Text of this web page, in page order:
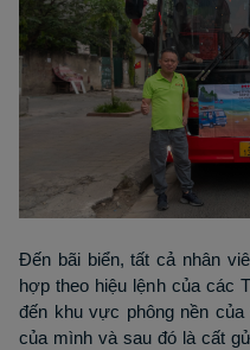
Đến bãi biển, tất cả nhân
hợp theo hiệu lệnh của các
đến khu vực phông nền
của mình và sau đó là cất